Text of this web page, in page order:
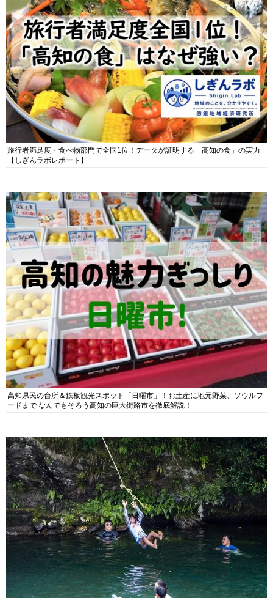
旅行者満足度・食べ物部門で全国1位！データが証明する「高知の食」の実力
【しぎんラボレポート】
高知県民の台所＆鉄板観光スポット「日曜市」！お土産に地元野菜、ソウルフ
ードまで なんでもそろう高知の巨大街路市を徹底解説！